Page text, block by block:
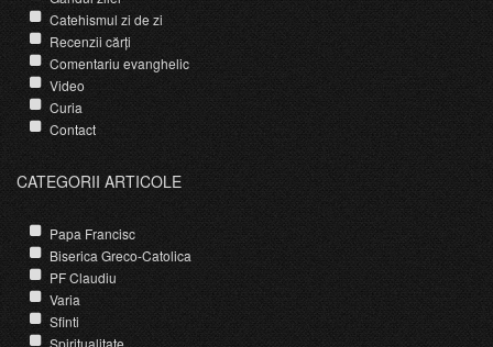
Catehismul zi de zi
Recenzii cărți
Comentariu evanghelic
Video
Curia
Contact
CATEGORII ARTICOLE
Papa Francisc
Biserica Greco-Catolica
PF Claudiu
Varia
Sfinti
Spiritualitate